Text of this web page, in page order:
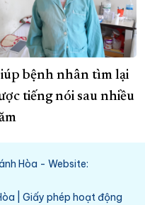
bệnh nhân tìm lại
tiếng nói sau nhiều
Hòa - Website:
| Giấy phép hoạt động